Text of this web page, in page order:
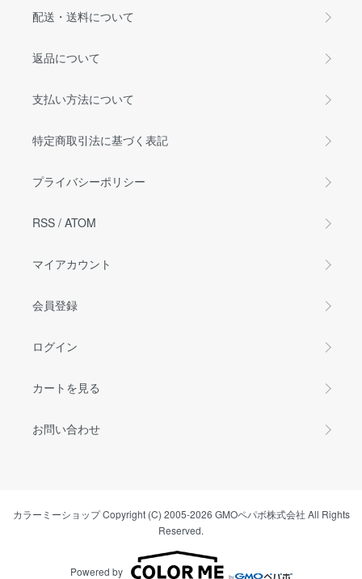
配送・送料について
返品について
支払い方法について
特定商取引法に基づく表記
プライバシーポリシー
RSS / ATOM
マイアカウント
会員登録
ログイン
カートを見る
お問い合わせ
カラーミーショップCopyright (C) 2005-2026 GMOペパボ株式会社 All Rights
Reserved.
Powered by